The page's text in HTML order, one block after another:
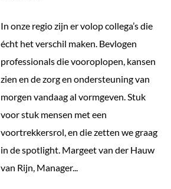
In onze regio zijn er volop collega’s die
écht het verschil maken. Bevlogen
professionals die vooroplopen, kansen
zien en de zorg en ondersteuning van
morgen vandaag al vormgeven. Stuk
voor stuk mensen met een
voortrekkersrol, en die zetten we graag
in de spotlight. Margeet van der Hauw
van Rijn, Manager...